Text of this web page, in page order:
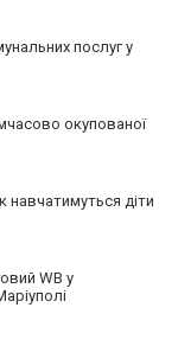
послуг у
окупованої
навчатимуться діти
WB у